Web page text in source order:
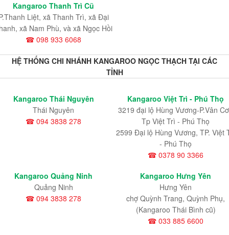
Kangaroo Thanh Trì Cũ
Liệt, xã Thanh Trì, xã Đại
xã Nam Phù, và xã Ngọc Hồi
☎ 098 933 6068
HỆ THỐNG CHI NHÁNH KANGAROO NGỌC THẠCH TẠI CÁC
TỈNH
Kangaroo Thái Nguyên
Thái Nguyên
☎ 094 3838 278
Kangaroo Việt Trì - Phú Thọ
3219 đại lộ Hùng Vương-P.Vân
Tp Việt Trì - Phú Thọ
2599 Đại lộ Hùng Vương, TP. Việt
- Phú Thọ
☎ 0378 90 3366
Kangaroo Quảng Ninh
Quảng Ninh
☎ 094 3838 278
Kangaroo Hưng Yên
Hưng Yên
chợ Quỳnh Trang, Quỳnh Phụ,
(Kangaroo Thái Bình cũ)
☎ 033 885 6600